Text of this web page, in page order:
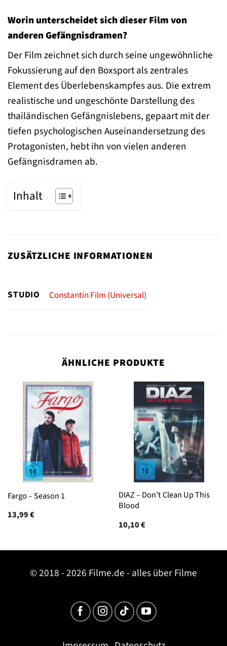
Worin unterscheidet sich dieser Film von
anderen Gefängnisdramen?
Der Film zeichnet sich durch seine ungewöhnliche
Fokussierung auf den Boxsport als zentrales
Element des Überlebenskampfes aus. Die extrem
realistische und ungeschönte Darstellung des
thailändischen Gefängnislebens, gepaart mit der
tiefen psychologischen Auseinandersetzung des
Protagonisten, hebt ihn von vielen anderen
Gefängnisdramen ab.
Inhalt
ZUSÄTZLICHE INFORMATIONEN
STUDIO Constantin Film (Universal)
ÄHNLICHE PRODUKTE
Fargo – Season 1
13,99€
DIAZ – Don’t Clean Up This
Blood
10,10€
© 2018 - 2026 Filme.de - alles über Filme